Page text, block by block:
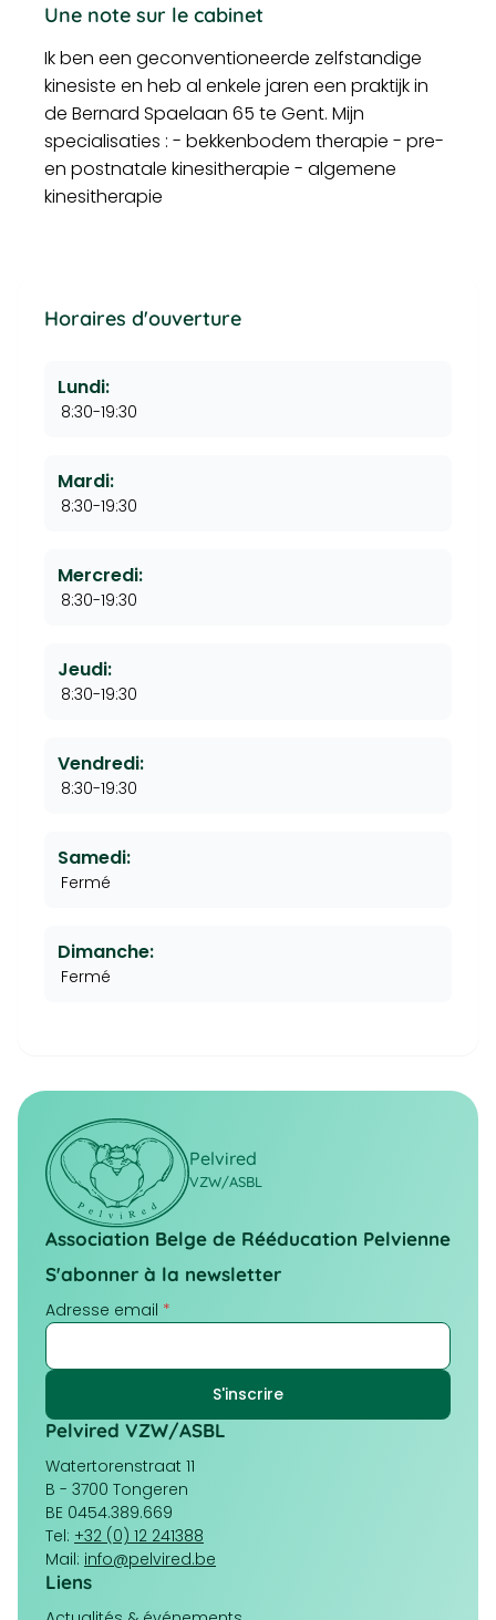
Une note sur le cabinet
Ik ben een geconventioneerde zelfstandige
kinesiste en heb al enkele jaren een praktijk in
de Bernard Spaelaan 65 te Gent. Mijn
specialisaties : - bekkenbodem therapie - pre-
en postnatale kinesitherapie - algemene
kinesitherapie
Horaires d'ouverture
Lundi:
8:30-19:30
Mardi:
8:30-19:30
Mercredi:
8:30-19:30
Jeudi:
8:30-19:30
Vendredi:
8:30-19:30
Samedi:
Fermé
Dimanche:
Fermé
Pelvired
VZW/ASBL
Association Belge de Rééducation Pelvienne
S'abonner à la newsletter
Adresse email *
Pelvired VZW/ASBL
Watertorenstraat 11
B - 3700 Tongeren
BE 0454.389.669
Tel: +32 (0) 12 241388
Mail: info@pelvired.be
Liens